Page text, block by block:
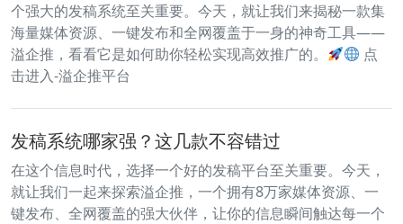
个强大的发稿系统至关重要。今天，就让我们来揭秘一款集
海量媒体资源、一键发布和全网覆盖于一身的神奇工具——
溢企推，看看它是如何助你轻松实现高效推广的。
点
击进入-溢企推平台
发稿系统哪家强？这几款不容错过
在这个信息时代，选择一个好的发稿平台至关重要。今天，
就让我们一起来探索溢企推，一个拥有8万家媒体资源、一
键发布、全网覆盖的强大伙伴，让你的信息瞬间触达每一个